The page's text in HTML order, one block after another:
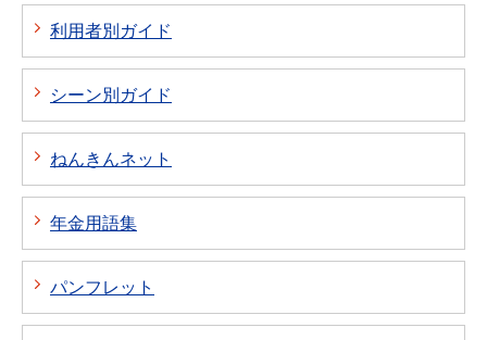
利用者別ガイド
シーン別ガイド
ねんきんネット
年金用語集
パンフレット